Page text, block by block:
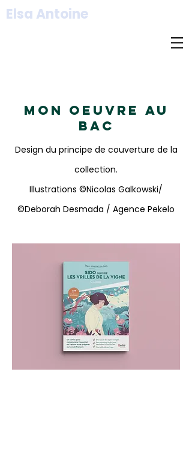
Elsa Antoine
mon oeuvre au
bac
Design du principe de couverture de la
collection.
Illustrations ©Nicolas Galkowski/
©Deborah Desmada / Agence Pekelo